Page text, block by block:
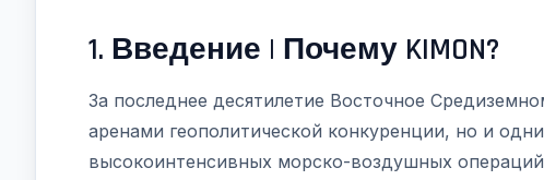
1. Введение | Почему KIMON?
За последнее десятилетие Восточное
аренами геополитической конкуренции, но и
высокоинтенсивных морско-воздушных